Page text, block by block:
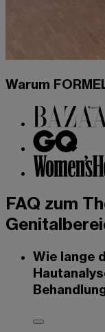
Warum
FAQ zum
Wie lange